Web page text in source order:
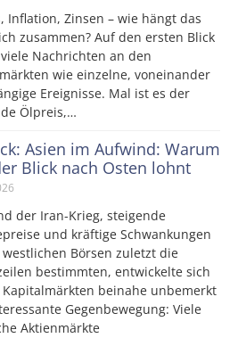
Inflation, Zinsen – wie hängt das
zusammen? Auf den ersten Blick
Nachrichten an den
wie einzelne, voneinander
Ereignisse. Mal ist es der
Ölpreis,…
Asien im Aufwind: Warum
Blick nach Osten lohnt
der Iran-Krieg, steigende
und kräftige Schwankungen
Börsen zuletzt die
bestimmten, entwickelte sich
beinahe unbemerkt
Gegenbewegung: Viele
Aktienmärkte